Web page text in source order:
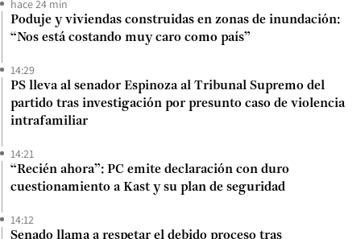
hace 24 min
Poduje y viviendas construidas en zonas de inundación:
“Nos está costando muy caro como país”
14:29
PS lleva al senador Espinoza al Tribunal Supremo del
partido tras investigación por presunto caso de violencia
intrafamiliar
14:21
“Recién ahora”: PC emite declaración con duro
cuestionamiento a Kast y su plan de seguridad
14:12
Senado llama a respetar el debido proceso tras